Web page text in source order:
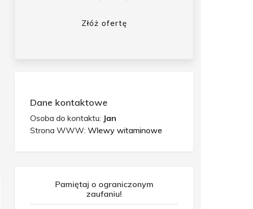
Złóż ofertę
Dane kontaktowe
Osoba do kontaktu: Jan
Strona WWW: Wlewy witaminowe
Pamiętaj o ograniczonym
zaufaniu!